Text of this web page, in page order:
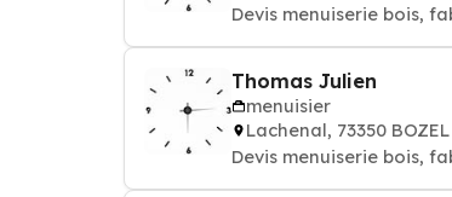
Devis menuiserie bois,
Thomas Julien
menuisier
Lachenal, 73350 BOZEL
Devis menuiserie bois,